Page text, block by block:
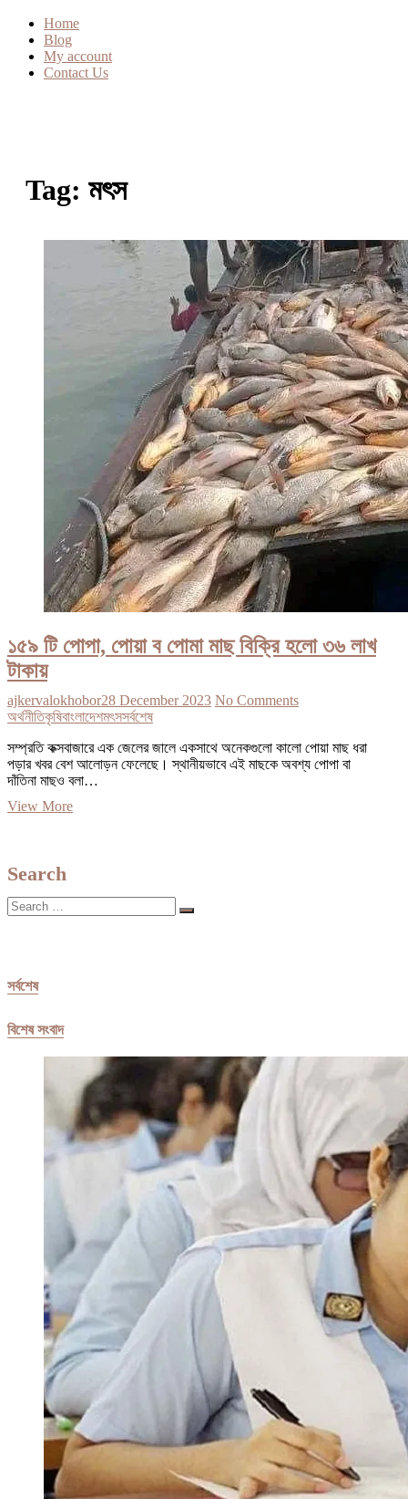
Home
Blog
My account
Contact Us
Tag: মৎস
১৫৯ টি পোপা, পোয়া ব পোমা মাছ বিক্রি হলো ৩৬ লাখ
টাকায়
ajkervalokhobor28 December 2023 No Comments
অর্থনীতিকৃষিবাংলাদেশমৎসসর্বশেষ
সম্প্রতি কক্সবাজারে এক জেলের জালে একসাথে অনেকগুলো কালো পোয়া মাছ ধরা
পড়ার খবর বেশ আলোড়ন ফেলেছে। স্থানীয়ভাবে এই মাছকে অবশ্য পোপা বা
দাঁতিনা মাছও বলা…
View More১৫৯
বিক্রি
Search
Search
…
সর্বশেষ
বিশেষ সংবাদ